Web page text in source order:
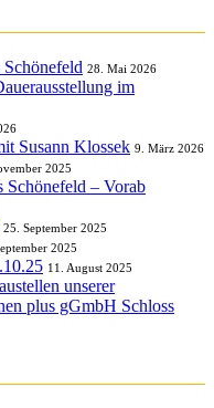
28. Mai 2026
im
Susann Klossek 9. März 2026
2025
Schönefeld – Vorab
25. September 2025
2025
11. August 2025
unserer
plus gGmbH Schloss